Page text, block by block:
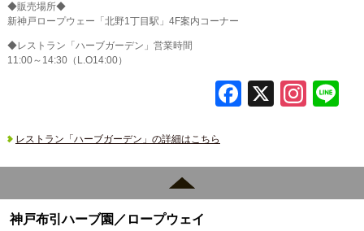
◆販売場所◆
新神戸ロープウェー「北野1丁目駅」4F案内コーナー
◆レストラン「ハーブガーデン」営業時間
11:00～14:30（L.O14:00）
F
e
b
X In
gr
a
レストラン「ハーブガーデン」の詳細はこちら
神戸布引ハーブ園／ロープウェイ